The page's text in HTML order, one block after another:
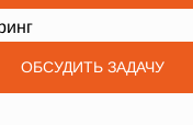
ОБСУДИТЬ ЗАДАЧУ